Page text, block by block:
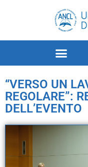
“VERSO UN
REGOLARE”:
DELL’EVENTO